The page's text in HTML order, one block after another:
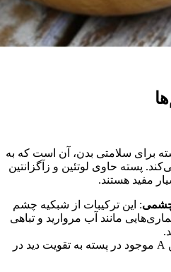
برای سلامتی بدن، آن است که به
پسته حاوی لوتئین و زآگزانتین
مفید هستند.
چشمی: این ترکیبات از شبکیه چشم
مانند آب مروارید و تباهی
: ویتامین A موجود در پسته به تقویت دید در